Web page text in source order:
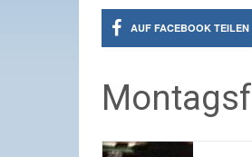
AUF FACEBOOK TEILEN